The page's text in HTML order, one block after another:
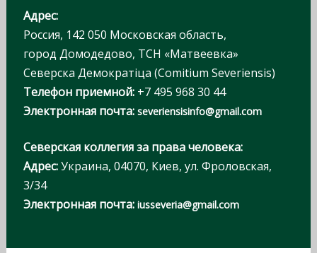
Адрес:
Россия, 142 050 Московская область,
город Домодедово, ТСН «Матвеевка»
Северска Демократiца (Comitium Severiensis)
Телефон приемной:+7 495 968 30 44
Электронная почта: severiensisinfo@gmail.com
Северская коллегия за права человека:
Адрес:Украина, 04070, Киев, ул. Фроловская,
3/34
Электронная почта: iusseveria@gmail.com